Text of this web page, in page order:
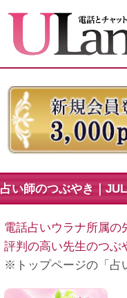
占い師のつぶやき｜
電話占いウラナ所属の
評判の高い先生のつぶ
※トップページの「占